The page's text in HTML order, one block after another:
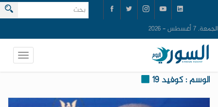
الجمعة, 7 أغسطس - 2026
الوسم : كوفيد 19